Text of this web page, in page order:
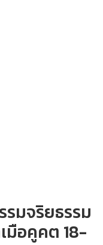
มจริยธรรม
มือคูคต 18-